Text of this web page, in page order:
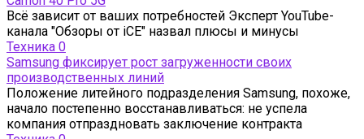
Всё зависит от ваших потребностей Эксперт YouTube-
канала "Обзоры от iCE" назвал плюсы и минусы
Техника 0
Samsung фиксирует рост загруженности своих
производственных линий
Положение литейного подразделения Samsung, похоже,
начало постепенно восстанавливаться: не успела
компания отпраздновать заключение контракта